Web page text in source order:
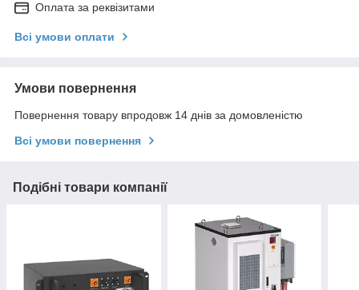
Оплата за реквізитами
Всі умови оплати
Умови повернення
Повернення товару впродовж 14 днів за домовленістю
Всі умови повернення
Подібні товари компанії